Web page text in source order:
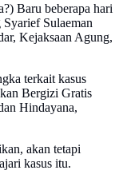
Baru beberapa hari
Sulaeman
Kejaksaan Agung,
terkait kasus
Bergizi Gratis
Hindayana,
akan tetapi
kasus itu.